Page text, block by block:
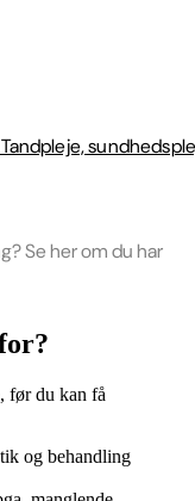
Se her om du har
før du kan få
og behandling